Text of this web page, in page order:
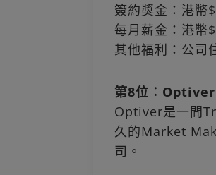
簽約獎金：港幣
每月薪金：港幣
其他福利：公司
第8位︰Optiver
Optiver是一間
久的Market
司。